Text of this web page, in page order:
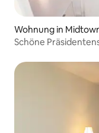
Wohnung in
Schöne